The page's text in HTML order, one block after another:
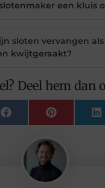
een kluis
sloten vervangen
kwijtgeraakt?
Deel hem dan
FacebookPinterest